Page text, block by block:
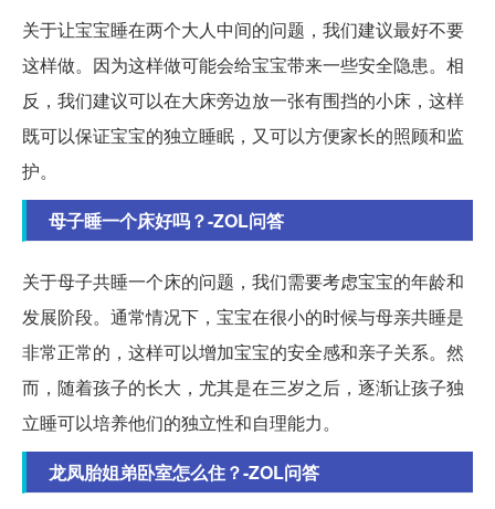
关于让宝宝睡在两个大人中间的问题，我们建议最好不要
这样做。因为这样做可能会给宝宝带来一些安全隐患。相
反，我们建议可以在大床旁边放一张有围挡的小床，这样
既可以保证宝宝的独立睡眠，又可以方便家长的照顾和监
护。
母子睡一个床好吗？-ZOL问答
关于母子共睡一个床的问题，我们需要考虑宝宝的年龄和
发展阶段。通常情况下，宝宝在很小的时候与母亲共睡是
非常正常的，这样可以增加宝宝的安全感和亲子关系。然
而，随着孩子的长大，尤其是在三岁之后，逐渐让孩子独
立睡可以培养他们的独立性和自理能力。
龙凤胎姐弟卧室怎么住？-ZOL问答